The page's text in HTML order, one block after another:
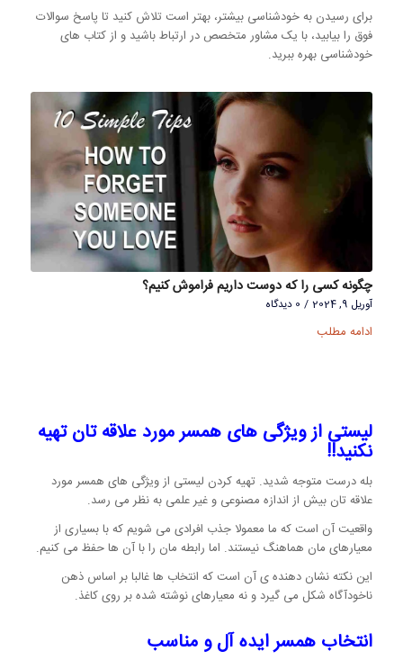
برای رسیدن به خودشناسی بیشتر، بهتر است تلاش کنید تا پاسخ سوالات
فوق را بیابید، با یک مشاور متخصص در ارتباط باشید و از کتاب های
خودشناسی بهره ببرید.
چگونه کسی را که دوست داریم فراموش کنیم؟
آوریل 9, 2024 / 0 دیدگاه
ادامه مطلب
لیستی از ویژگی های همسر مورد علاقه تان تهیه
نکنید!!
بله درست متوجه شدید. تهیه کردن لیستی از ویژگی های همسر مورد
علاقه تان بیش از اندازه مصنوعی و غیر علمی به نظر می رسد.
واقعیت آن است که ما معمولا جذب افرادی می شویم که با بسیاری از
معیارهای مان هماهنگ نیستند. اما رابطه مان را با آن ها حفظ می کنیم.
این نکته نشان دهنده ی آن است که انتخاب ها غالبا بر اساس ذهن
ناخودآگاه شکل می گیرد و نه معیارهای نوشته شده بر روی کاغذ.
انتخاب همسر ایده آل و مناسب